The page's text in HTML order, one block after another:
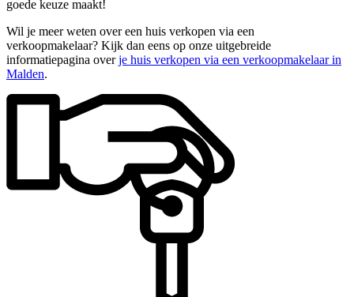
goede keuze maakt!
Wil je meer weten over een huis verkopen via een
verkoopmakelaar? Kijk dan eens op onze uitgebreide
informatiepagina overje huis verkopen via een verkoopmakelaar in
Malden.